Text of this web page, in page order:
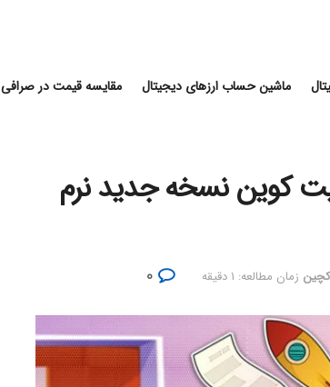
ماشین حساب ارزهای دیجیتال مقایسه قیمت در صرافی
کوین نسخه جدید نرم
زمان مطالعه: ۱ دقیقه